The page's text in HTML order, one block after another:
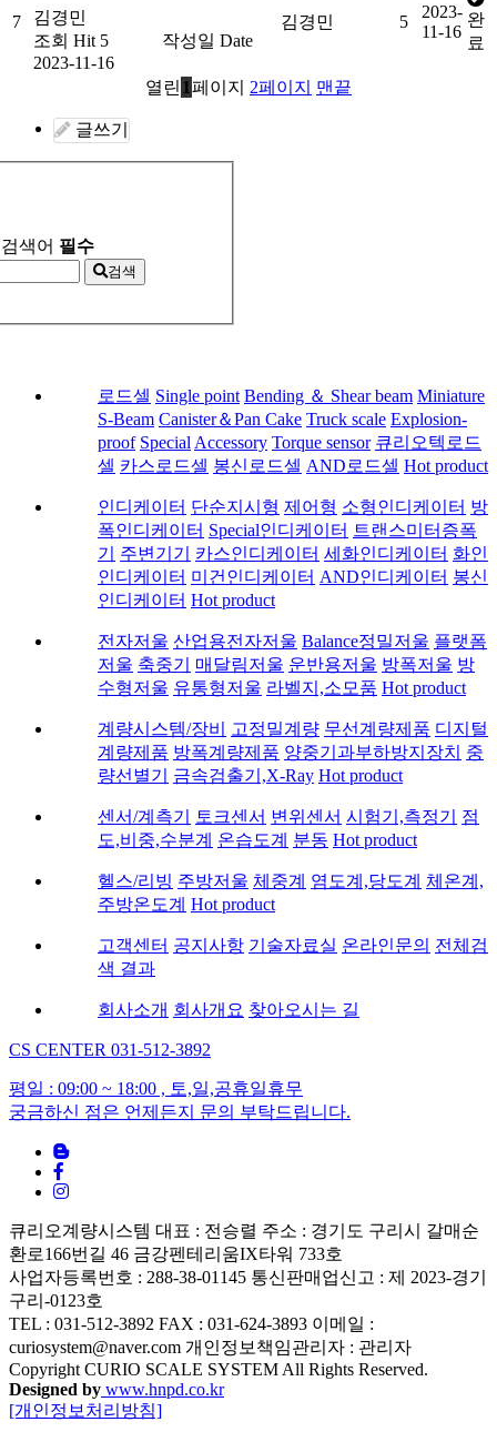
7
김경민
조회 Hit 5 작성일 Date
2023-11-16
김경민 5
2023-
11-16
완
료
열린 1 페이지 2페이지 맨끝
글쓰기
검색어 필수
검색
로드셀 Single point Bending ＆ Shear beam Miniature
S-Beam Canister＆Pan Cake Truck scale Explosion-
proof Special Accessory Torque sensor 큐리오텍로드
셀 카스로드셀 봉신로드셀 AND로드셀 Hot product
인디케이터 단순지시형 제어형 소형인디케이터 방
폭인디케이터 Special인디케이터 트랜스미터증폭
기
주변기기 카스인디케이터 세화인디케이터 화인
인디케이터 미건인디케이터 AND인디케이터 봉신
인디케이터 Hot product
전자저울 산업용전자저울 Balance정밀저울 플랫폼
저울 축중기 매달림저울 운반용저울 방폭저울 방
수형저울 유통형저울 라벨지,소모품 Hot product
계량시스템/장비 고정밀계량 무선계량제품 디지털
계량제품 방폭계량제품 양중기과부하방지장치
중
량선별기
금속검출기,X-Ray Hot product
센서/계측기 토크센서 변위센서 시험기,측정기
점
도,비중,수분계 온습도계 분동 Hot product
헬스/리빙 주방저울 체중계 염도계,당도계 체온계,
주방온도계 Hot product
고객센터 공지사항 기술자료실 온라인문의 전체검
색 결과
회사소개 회사개요 찾아오시는 길
CS CENTER 031-512-3892
평일 : 09:00 ~ 18:00 , 토,일,공휴일휴무
궁금하신 점은 언제든지 문의 부탁드립니다.
큐리오계량시스템 대표 : 전승렬 주소 : 경기도 구리시 갈매순
환로166번길 46 금강펜테리움IX타워 733호
사업자등록번호 : 288-38-01145 통신판매업신고 : 제 2023-경기
구리-0123호
TEL : 031-512-3892 FAX : 031-624-3893 이메일 :
curiosystem@naver.com 개인정보책임관리자 : 관리자
Copyright CURIO SCALE SYSTEM All Rights Reserved.
Designed by www.hnpd.co.kr
[개인정보처리방침]